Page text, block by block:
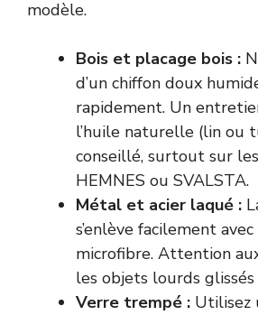
modèle.
Bois et placage bois :
d’un chiffon doux
rapidement. Un
l’huile naturelle (lin ou
conseillé, surtout sur
HEMNES ou SVALSTA.
Métal et acier laqué :
s’enlève facilement
microfibre. Attention
les objets lourds
Verre trempé : Utilisez